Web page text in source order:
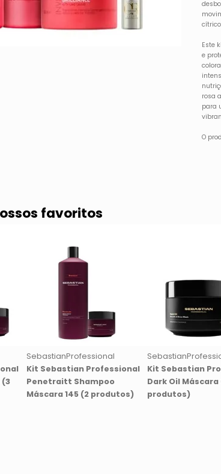
Este
e
rosa
para
O
favoritos
SebastianProfessional
Kit Sebastian Professional
Penetraitt Shampoo
Máscara 145 (2 produtos)
Kit Sebastian
Dark Oil Máscara
produtos)